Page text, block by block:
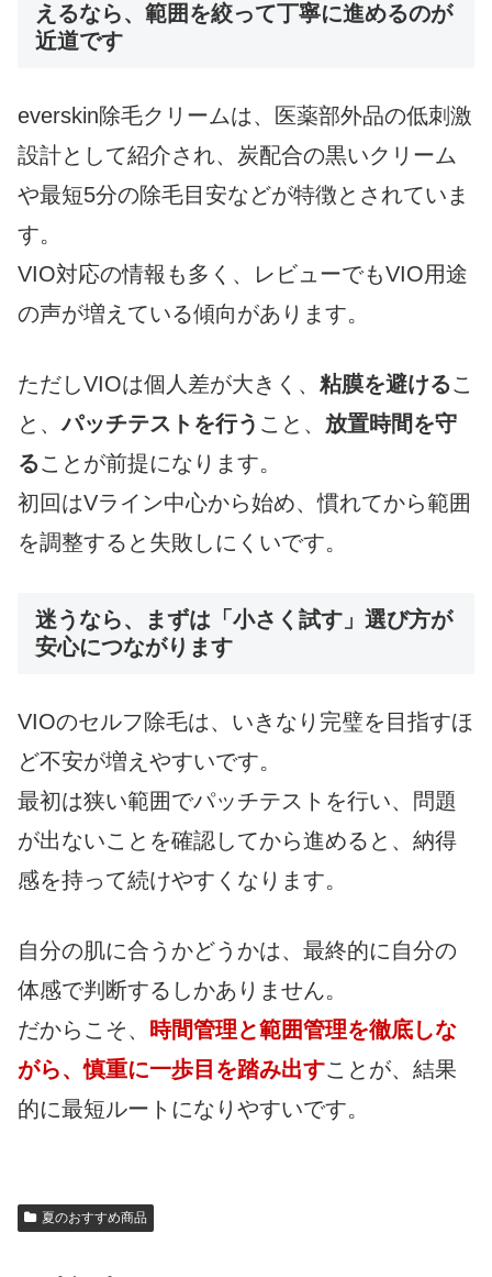
えるなら、範囲を絞って丁寧に進めるのが
近道です
everskin除毛クリームは、医薬部外品の低刺激
設計として紹介され、炭配合の黒いクリーム
や最短5分の除毛目安などが特徴とされていま
す。
VIO対応の情報も多く、レビューでもVIO用途
の声が増えている傾向があります。
ただしVIOは個人差が大きく、 粘膜を避けるこ
と、パッチテストを行う こと、 放置時間を守
ることが前提になります。
初回はVライン中心から始め、慣れてから範囲
を調整すると失敗しにくいです。
迷うなら、まずは「小さく試す」選び方が
安心につながります
VIOのセルフ除毛は、いきなり完璧を目指すほ
ど不安が増えやすいです。
最初は狭い範囲でパッチテストを行い、問題
が出ないことを確認してから進めると、納得
感を持って続けやすくなります。
自分の肌に合うかどうかは、最終的に自分の
体感で判断するしかありません。
だからこそ、 時間管理と範囲管理を徹底しな
がら、慎重に一歩目を踏み出すことが、結果
的に最短ルートになりやすいです。
夏のおすすめ商品